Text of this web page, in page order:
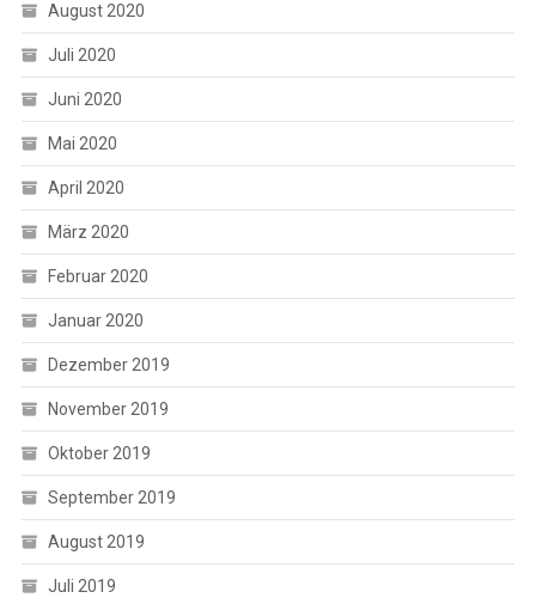
August 2020
Juli 2020
Juni 2020
Mai 2020
April 2020
März 2020
Februar 2020
Januar 2020
Dezember 2019
November 2019
Oktober 2019
September 2019
August 2019
Juli 2019